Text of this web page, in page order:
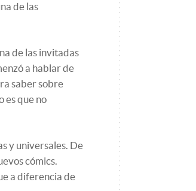
de las
de las invitadas
a hablar de
saber sobre
es que no
y universales. De
cómics.
a diferencia de